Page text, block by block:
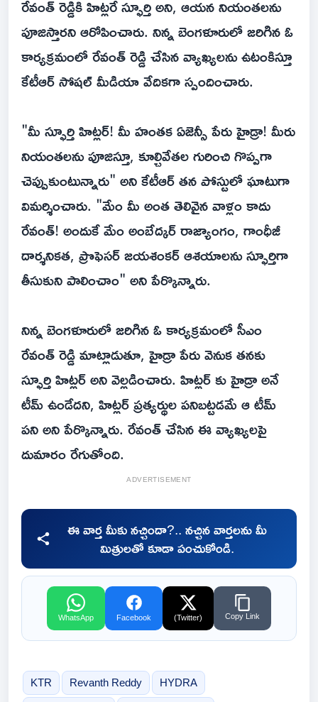
రేవంత్ రెడ్డికి హిట్లరే స్ఫూర్తి అని, ఆయన నియంతలను
పూజిస్తారని ఆరోపించారు. నిన్న బెంగళూరులో జరిగిన ఓ
కార్యక్రమంలో రేవంత్ రెడ్డి చేసిన వ్యాఖ్యలను ఉటంకిస్తూ
కేటీఆర్ సోషల్ మీడియా వేదికగా స్పందించారు.
"మీ స్ఫూర్తి హిట్లర్! మీ హంతక ఏజెన్సీ పేరు హైడ్రా! మీరు
నియంతలను పూజిస్తూ, కూల్చివేతల గురించి గొప్పగా
చెప్పుకుంటున్నారు" అని కేటీఆర్ తన పోస్టులో ఘాటుగా
విమర్శించారు. "మేం మీ అంత తెలివైన వాళ్లం కాదు
రేవంత్! అందుకే మేం అంబేద్కర్ రాజ్యాంగం, గాంధీజీ
దార్శనికత, ప్రొఫెసర్ జయశంకర్ ఆశయాలను స్ఫూర్తిగా
తీసుకుని పాలించాం" అని పేర్కొన్నారు.
నిన్న బెంగళూరులో జరిగిన ఓ కార్యక్రమంలో సీఎం
రేవంత్ రెడ్డి మాట్లాడుతూ, హైడ్రా పేరు వెనుక తనకు
స్ఫూర్తి హిట్లర్ అని వెల్లడించారు. హిట్లర్ కు హైడ్రా అనే
టీమ్ ఉండేదని, హిట్లర్ ప్రత్యర్థుల పనిబట్టడమే ఆ టీమ్
పని అని పేర్కొన్నారు. రేవంత్ చేసిన ఈ వ్యాఖ్యలపై
దుమారం రేగుతోంది.
ADVERTISEMENT
ఈ వార్త మీకు నచ్చిందా?.. నచ్చిన వార్తలను మీ
మిత్రులతో కూడా పంచుకోండి.
WhatsApp Facebook (Twitter) Copy Link
KTR Revanth Reddy HYDRA